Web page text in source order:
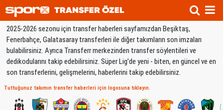
2025-2026 sezonu için transfer haberleri sayfamızdan Beşiktaş,
Fenerbahçe, Galatasaray transferleri ile diğer takımların son imzaları
bulabilirsiniz. Ayrıca Transferr merkezinden transfer söylentileri ve
dedikodularını takip edebilirsiniz. Süper Lig’de yeni - biten, en güncel ve en
son transferlerini, gelişmelerini, haberlerini takip edebilirsiniz.
Tuttuğunuz takımın transfer haberleri için logosuna tıklayın.